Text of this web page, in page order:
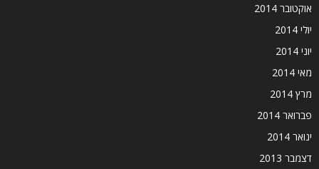
אוקטובר 2014
יולי 2014
יוני 2014
מאי 2014
מרץ 2014
פברואר 2014
ינואר 2014
דצמבר 2013